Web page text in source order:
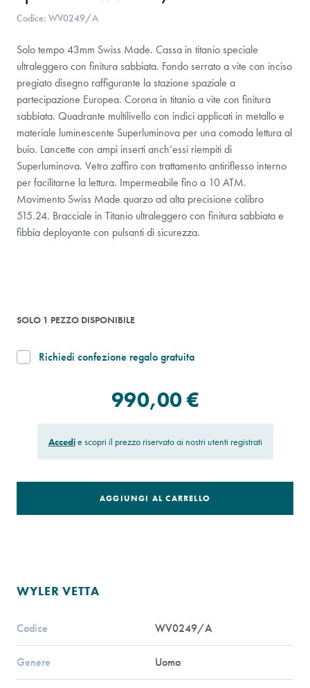
Codice: WV0249/A
Solo tempo 43mm Swiss Made. Cassa in titanio speciale
ultraleggero con finitura sabbiata. Fondo serrato a vite con inciso
pregiato disegno raffigurante la stazione spaziale a
partecipazione Europea. Corona in titanio a vite con finitura
sabbiata. Quadrante multilivello con indici applicati in metallo e
materiale luminescente Superluminova per una comoda lettura al
buio. Lancette con ampi inserti anch’essi riempiti di
Superluminova. Vetro zaffiro con trattamento antiriflesso interno
per facilitarne la lettura. Impermeabile fino a 10 ATM.
Movimento Swiss Made quarzo ad alta precisione calibro
515.24. Bracciale in Titanio ultraleggero con finitura sabbiata e
fibbia deployante con pulsanti di sicurezza.
SOLO 1 PEZZO DISPONIBILE
Richiedi confezione regalo gratuita
990,00 €
Accedie scopri il prezzo riservato ai nostri utenti registrati
AGGIUNGI AL CARRELLO
WYLER VETTA
Codice WV0249/A
Genere Uomo